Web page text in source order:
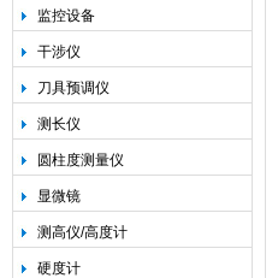
监控设备
干涉仪
刀具预调仪
测长仪
圆柱度测量仪
显微镜
测高仪/高度计
硬度计